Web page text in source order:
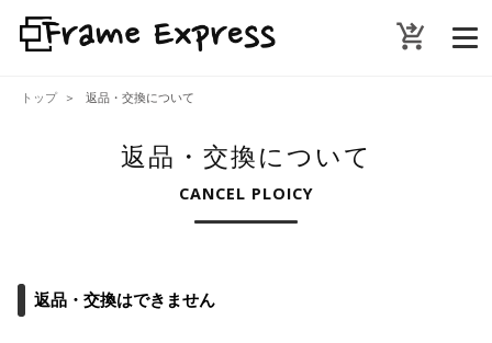
shopping_cart_checkout
トップ 返品・交換について
返品・交換について
CANCEL PLOICY
返品・交換はできません